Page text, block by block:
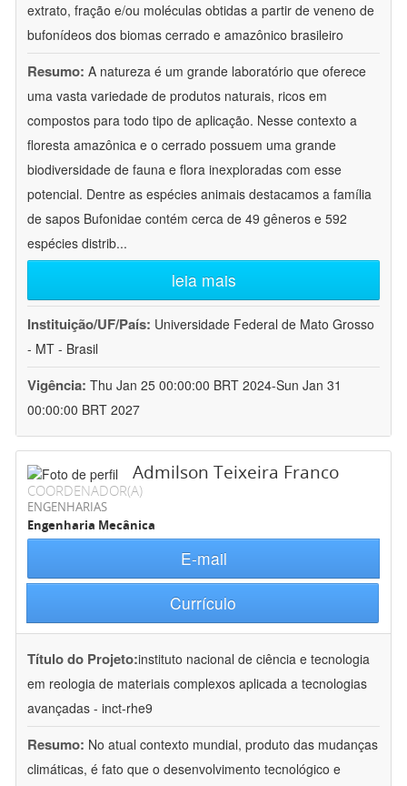
extrato, fração e/ou moléculas obtidas a partir de veneno de
bufonídeos dos biomas cerrado e amazônico brasileiro
Resumo: A natureza é um grande laboratório que oferece
uma vasta variedade de produtos naturais, ricos em
compostos para todo tipo de aplicação. Nesse contexto a
floresta amazônica e o cerrado possuem uma grande
biodiversidade de fauna e flora inexploradas com esse
potencial. Dentre as espécies animais destacamos a família
de sapos Bufonidae contém cerca de 49 gêneros e 592
espécies distrib...
leia mais
Instituição/UF/País: Universidade Federal de Mato Grosso
- MT - Brasil
Vigência: Thu Jan 25 00:00:00 BRT 2024-Sun Jan 31
00:00:00 BRT 2027
Admilson Teixeira Franco
COORDENADOR(A)
ENGENHARIAS
Engenharia Mecânica
E-mail
Currículo
Título do Projeto:instituto nacional de ciência e tecnologia
em reologia de materiais complexos aplicada a tecnologias
avançadas - inct-rhe9
Resumo: No atual contexto mundial, produto das mudanças
climáticas, é fato que o desenvolvimento tecnológico e